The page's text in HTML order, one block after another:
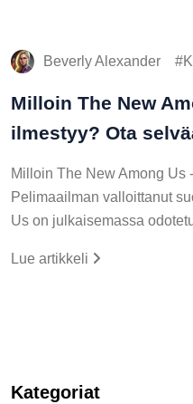
Beverly Alexander
Milloin The New
ilmestyy? Ota
Milloin The New Among Us
Pelimaailman valloittanut
Us on julkaisemassa
Lue artikkeli
Kategoriat